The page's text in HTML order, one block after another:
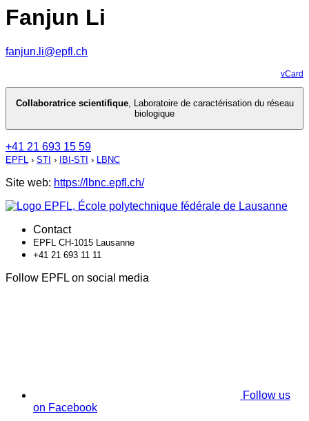
Fanjun Li
fanjun.li@epfl.ch
vCard
Collaboratrice scientifique, Laboratoire de caractérisation du réseau
biologique
+41 21 693 15 59
EPFL › STI › IBI-STI › LBNC
Site web: https://lbnc.epfl.ch/
Contact
EPFL CH-1015 Lausanne
+41 21 693 11 11
Follow EPFL on social media
Follow us
on Facebook